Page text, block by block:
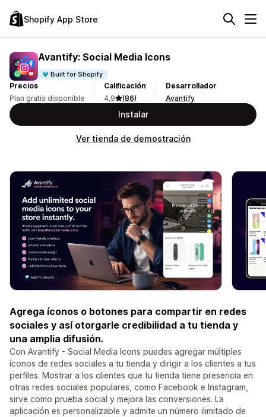
Shopify App Store
Avantify: Social Media Icons
Built for Shopify
Precios
Plan gratis disponible
Calificación
4,9
(86)
Desarrollador
Avantify
Instalar
Ver tienda de demostración
Agrega íconos o botones para compartir en redes
sociales y así otorgarle credibilidad a tu tienda y
una amplia difusión.
Con Avantify - Social Media Icons puedes agregar múltiples
íconos de redes sociales a tu tienda y dirigir a los clientes a tus
perfiles. Mostrar a los clientes que tu tienda tiene presencia en
otras redes sociales populares, como Facebook e Instagram,
sirve como prueba social y mejora las conversiones. La
aplicación es personalizable y admite un número ilimitado de